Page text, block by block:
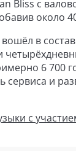
Bliss с
около
в состав
6 700
сервиса и
с